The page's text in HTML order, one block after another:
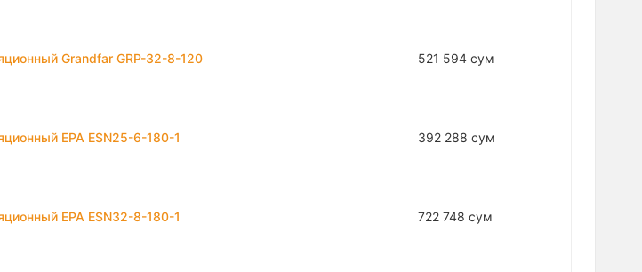
Grandfar GRP-32-8-120 521 594 сум
EPA ESN25-6-180-1 392 288 сум
EPA ESN32-8-180-1 722 748 сум